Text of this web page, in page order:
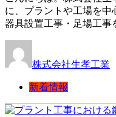
に、プラントや工場を
器具設置工事・足場工
株式会社生孝工業
新着情報